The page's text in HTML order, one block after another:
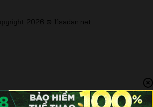
2026 © 11sadan.net